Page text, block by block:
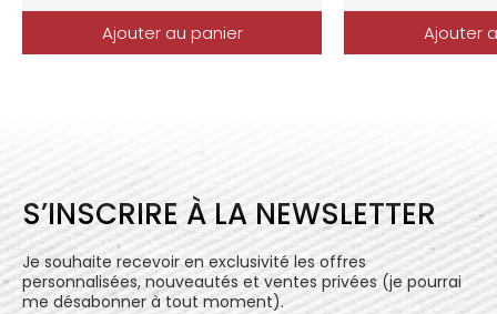
Ajouter au panier Ajouter
S’INSCRIRE À LA NEWSLETTER
Je souhaite recevoir en exclusivité les offres
personnalisées, nouveautés et ventes privées (je pourrai
me désabonner à tout moment).